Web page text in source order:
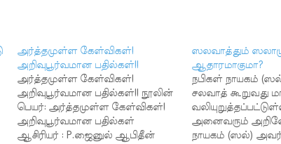
அர்த்தமுள்ள கேள்விகள்!
அறிவுபூர்வமான பதில்கள்!!
அர்த்தமுள்ள கேள்விகள்!
அறிவுபூர்வமான பதில்கள்!! நூலின்
பெயர்: அர்த்தமுள்ள கேள்விகள்!
அறிவுபூர்வமான பதில்கள்
ஆசிரியர் : P.ஜைனுல் ஆபிதீன்
ஸலவாத்தும்
ஆதாரமாகுமா?
நபிகள் நாயகம்
சலவாத் கூறுவது
அனைவரும்
நாயகம் (ஸல்)